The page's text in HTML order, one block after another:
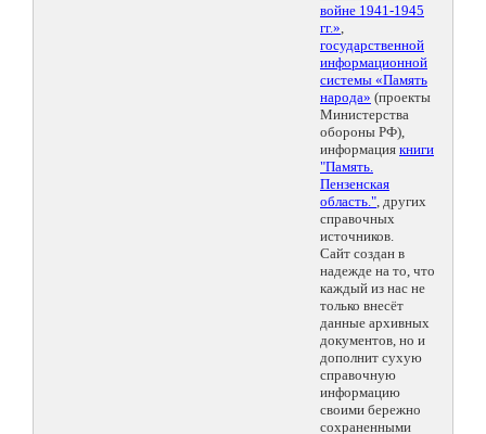
войне 1941-1945
гг.»,
государственной
информационной
системы «Память
народа» (проекты
Министерства
обороны РФ),
информация книги
"Память.
Пензенская
область.", других
справочных
источников.
Сайт создан в
надежде на то, что
каждый из нас не
только внесёт
данные архивных
документов, но и
дополнит сухую
справочную
информацию
своими бережно
сохраненными